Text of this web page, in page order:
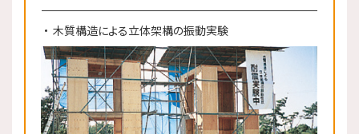
木質構造による立体架構の振動実験